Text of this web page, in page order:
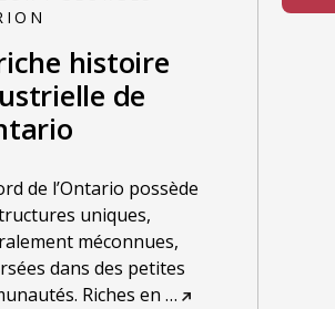
histoire
de
de l’Ontario possède
uniques,
méconnues,
dans des petites
Riches en …